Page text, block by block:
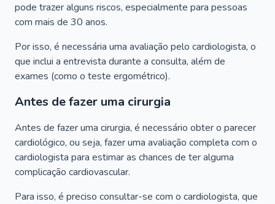
pode trazer alguns riscos, especialmente para pessoas
com mais de 30 anos.
Por isso, é necessária uma avaliação pelo cardiologista, o
que inclui a entrevista durante a consulta, além de
exames (como o teste ergométrico).
Antes de fazer uma cirurgia
Antes de fazer uma cirurgia, é necessário obter o parecer
cardiológico, ou seja, fazer uma avaliação completa com o
cardiologista para estimar as chances de ter alguma
complicação cardiovascular.
Para isso, é preciso consultar-se com o cardiologista, que